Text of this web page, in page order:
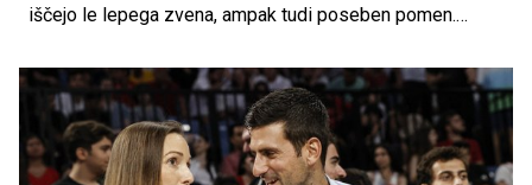
iščejo le lepega zvena, ampak tudi poseben pomen.
simboliko, ki spremlja otroka skozi življenje. Med takšna
spada tudi staro slovensko ime Srečko. Ime, ki že samo
s svojim pomenom izraža eno največjih želja za vsakega
otroka: srečo.